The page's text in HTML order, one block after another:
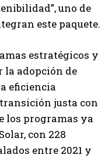
uno de
este paquete.
estratégicos y
la adopción de
eficiencia
justa con
los programas ya
con 228
entre 2021 y